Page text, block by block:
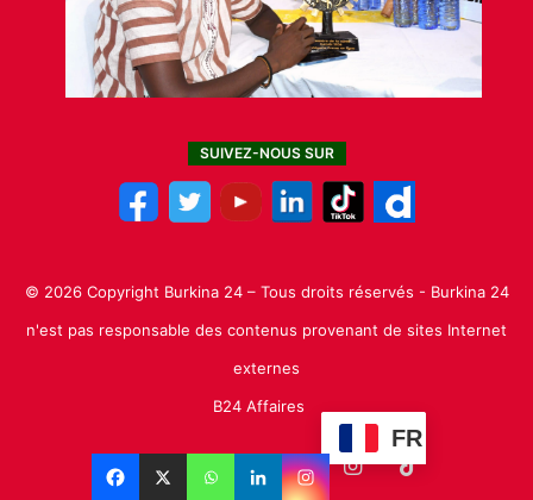
SUIVEZ-NOUS SUR
© 2026 Copyright Burkina 24 – Tous droits réservés - Burkina 24
n'est pas responsable des contenus provenant de sites Internet
externes
B24 Affaires
FR
Facebook LinkedinYouTubeInstagram
TikTok